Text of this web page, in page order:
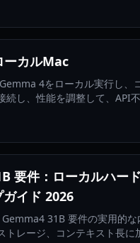
ます。
カルMac
4をローカル実行し、
続し、性能を調整して、API
要件：ローカルハー
イド 2026
31B 要件の実用的な
トレージ、コンテキスト長に